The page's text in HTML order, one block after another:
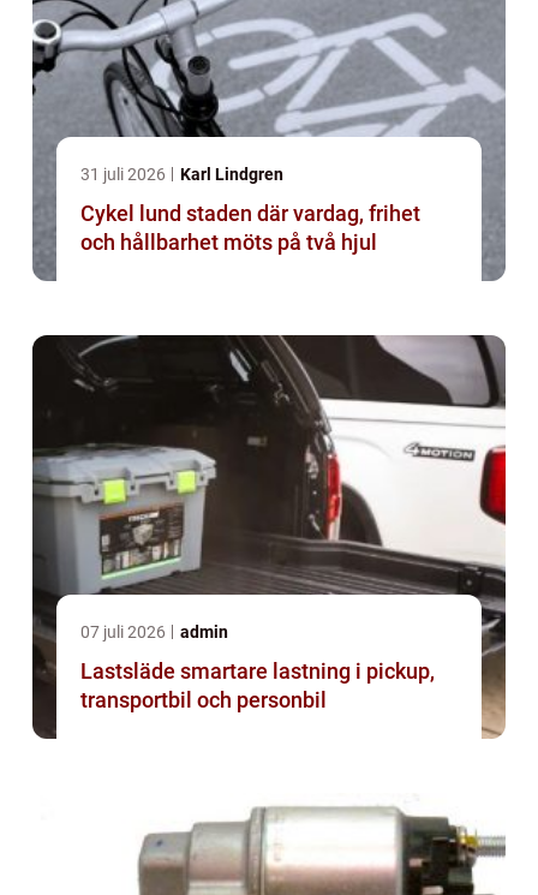
31 juli 2026 Karl Lindgren
Cykel lund staden där vardag, frihet
och hållbarhet möts på två hjul
07 juli 2026 admin
Lastsläde smartare lastning i pickup,
transportbil och personbil